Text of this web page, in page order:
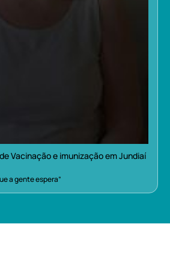
Vacinação e imunização em Jundiaí
a gente espera”